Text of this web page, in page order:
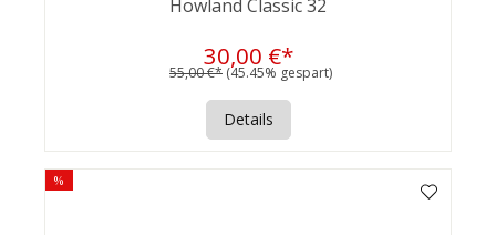
Howland Classic 32
30,00 €*
55,00 €* (45.45% gespart)
Details
%